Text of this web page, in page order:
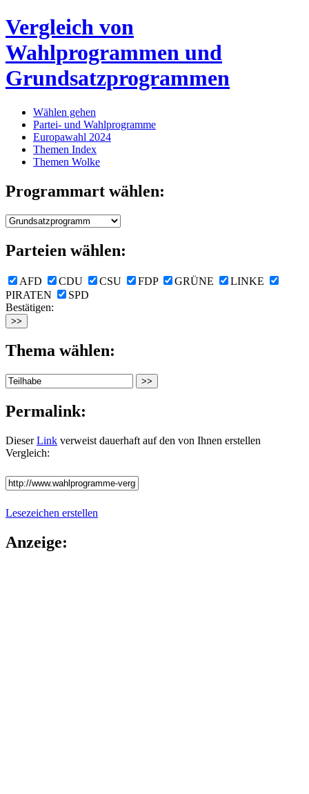
Vergleich von
Wahlprogrammen und
Grundsatzprogrammen
Wählen gehen
Partei- und Wahlprogramme
Europawahl 2024
Themen Index
Themen Wolke
Programmart wählen:
Parteien wählen:
AFD CDU CSU FDP GRÜNE
LINKE
PIRATEN
SPD
Bestätigen:
Thema wählen:
Permalink:
DieserLink verweist dauerhaft auf den von Ihnen erstellen
Vergleich:
Lesezeichen erstellen
Anzeige: